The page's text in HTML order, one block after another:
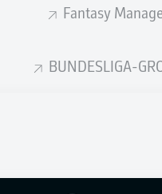
Fantasy
BUNDESLIGA-
2026/2027